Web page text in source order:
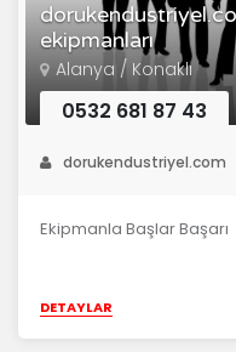
ekipmanları
Alanya / Konaklı
0532 681 87 43
dorukendustriyel.com
Ekipmanla Başlar Başarı
DETAYLAR